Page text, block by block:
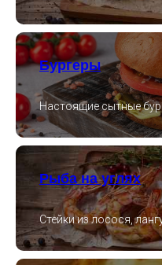
Бургеры
Настоящие сытные
Рыба на углях
Стейки из лосося,